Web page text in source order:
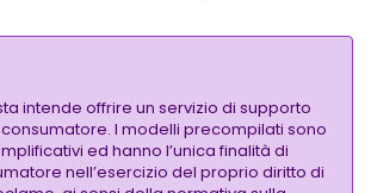
intende offrire un servizio di supporto
consumatore. I modelli precompilati sono
ed hanno l’unica finalità di
nell’esercizio del proprio diritto di